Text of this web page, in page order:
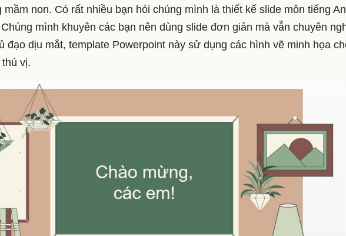
non. Có rất nhiều bạn hỏi chúng mình là thiết kế slide môn tiếng
mình khuyên các bạn nên dùng slide đơn giản mà vẫn chuyên
đạo dịu mắt, template Powerpoint này sử dụng các hình vẽ minh họa
vị.